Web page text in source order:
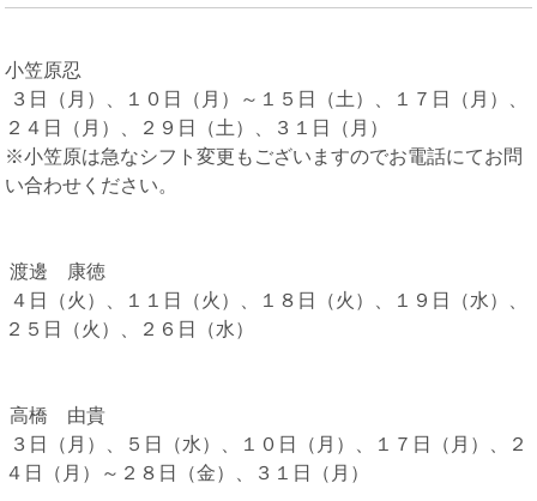
小笠原忍
３日（月）、１０日（月）～１５日（土）、１７日（月）、
２４日（月）、２９日（土）、３１日（月）
※小笠原は急なシフト変更もございますのでお電話にてお問
い合わせください。
渡邊 康徳
４日（火）、１１日（火）、１８日（火）、１９日（水）、
２５日（火）、２６日（水）
高橋 由貴
３日（月）、５日（水）、１０日（月）、１７日（月）、２
４日（月）～２８日（金）、３１日（月）